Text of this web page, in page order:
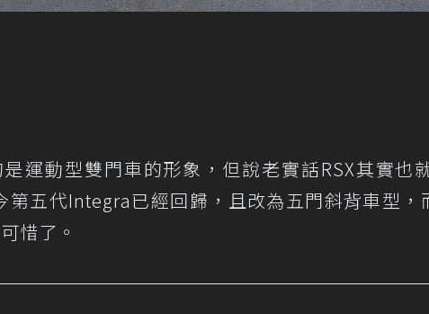
運動型雙門車的形象，但說老實話RSX其實也
五代Integra已經回歸，且改為五門斜背車型，
惜了。